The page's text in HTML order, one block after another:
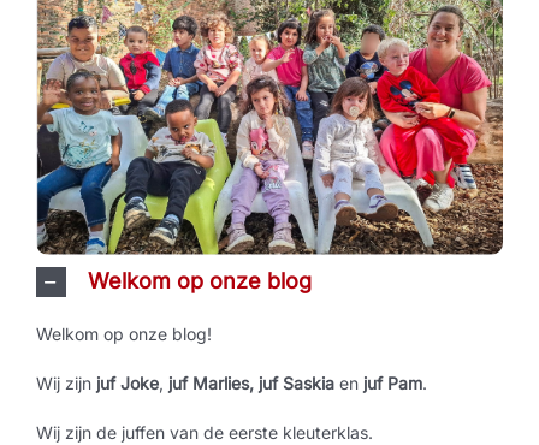
Welkom op onze blog
Welkom op onze blog!
Wij zijn juf Joke, juf Marlies, juf Saskia en juf Pam.
Wij zijn de juffen van de eerste kleuterklas.